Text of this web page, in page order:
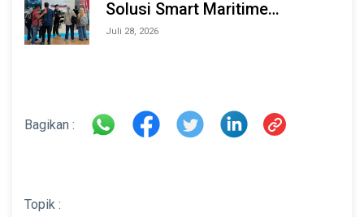
Solusi Smart Maritime
Monitoring Berbasis AI dan IoT
Juli 28, 2026
Bagikan :
Topik :